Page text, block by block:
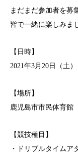
まだまだ参加者を募
皆で一緒に楽しみま
【日時】
2021年3月20日（土
【場所】
鹿児島市市民体育館
【競技種目】
・ドリブルタイムア